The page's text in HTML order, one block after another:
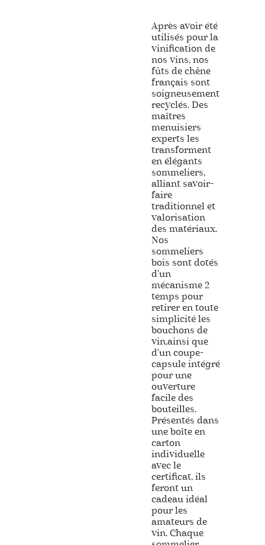
Après avoir été
utilisés pour la
vinification de
nos vins, nos
fûts de chêne
français sont
soigneusement
recyclés. Des
maîtres
menuisiers
experts les
transforment
en élégants
sommeliers,
alliant savoir-
faire
traditionnel et
valorisation
des matériaux.
Nos
sommeliers
bois sont dotés
d'un
mécanisme 2
temps pour
retirer en toute
simplicité les
bouchons de
vin,ainsi que
d'un coupe-
capsule intégré
pour une
ouverture
facile des
bouteilles.
Présentés dans
une boîte en
carton
individuelle
avec le
certificat, ils
feront un
cadeau idéal
pour les
amateurs de
vin. Chaque